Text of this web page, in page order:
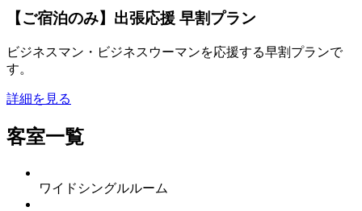
【ご宿泊のみ】出張応援 早割プラン
ビジネスマン・ビジネスウーマンを応援する早割プランで
す。
詳細を見る
客室一覧
ワイドシングルルーム